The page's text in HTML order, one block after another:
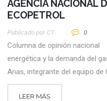
AGENCIA NACIONAL
ECOPETROL
Publicado por CT 0
Columna de opinión
energética y la demanda del
Arias, integrante del equipo de
LEER MÁS